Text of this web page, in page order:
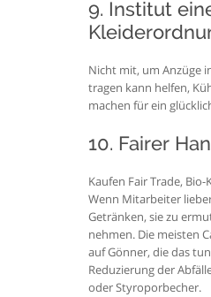
9. Institut
Nicht mit, um Anzüge
tragen kann helfen,
machen für ein
10. Fairer
Kaufen Fair Trade,
Wenn Mitarbeiter
Getränken, sie zu
nehmen. Die meisten
auf Gönner, die das
Reduzierung der
oder Styroporbecher.